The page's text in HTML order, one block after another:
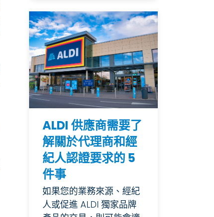
ALDI 供應商需要了
解關於代理商和經
紀人認證要求的 5
件事
如果您的業務來源、經紀
人或促進 ALDI 獨家品牌